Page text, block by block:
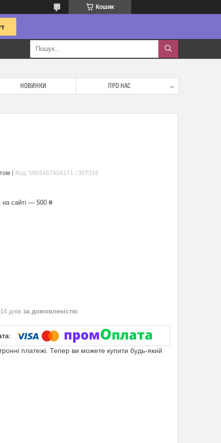
Кошик
НОВИНКИ ПРО НАС
Код: 5902487404171 / 307316
на сайті — 500 ₴
днів за домовленістю
платежі. Тепер ви можете купити будь-який